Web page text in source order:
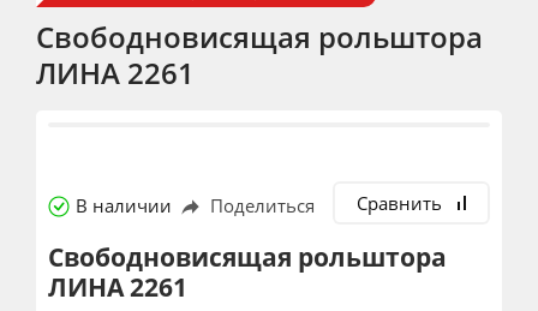
Свободновисящая рольштора
ЛИНА 2261
В наличии Поделиться Сравнить
Свободновисящая рольштора
ЛИНА 2261